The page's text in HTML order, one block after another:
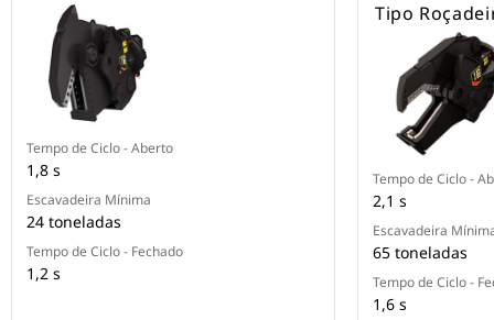
Tempo de Ciclo - Aberto
1,8 s
Escavadeira Mínima
24 toneladas
Tempo de Ciclo - Fechado
1,2 s
Tipo
Tempo de Ciclo -
2,1 s
Escavadeira
65 toneladas
Tempo de Ciclo -
1,6 s